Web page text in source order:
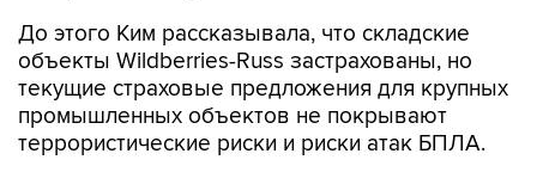
До этого Ким рассказывала, что складские
объекты Wildberries-Russ застрахованы, но
текущие страховые предложения для крупных
промышленных объектов не покрывают
террористические риски и риски атак БПЛА.